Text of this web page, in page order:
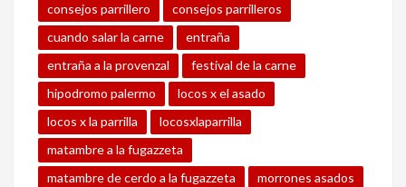
consejos parrillero
consejos parrilleros
cuando salar la carne
entraña
entraña a la provenzal
festival de la carne
hipodromo palermo
locos x el asado
locos x la parrilla
locosxlaparrilla
matambre a la fugazzeta
matambre de cerdo a la fugazzeta
morrones asados